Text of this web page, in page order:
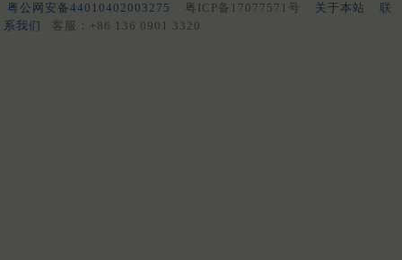
粤公网安备44010402003275 粤ICP备17077571号 关于本站
联
系我们
客服：+86 136 0901 3320